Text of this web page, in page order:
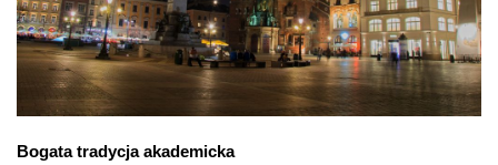
Bogata tradycja akademicka